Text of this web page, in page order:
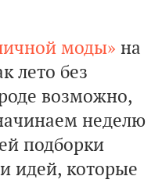
моды» на
лето без
возможно,
неделю
подборки
идей, которые